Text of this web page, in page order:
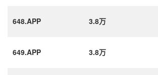
648.APP 3.8万
649.APP 3.8万